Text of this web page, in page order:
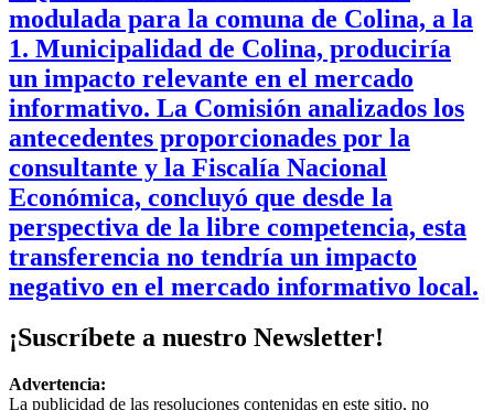
modulada para la comuna de Colina, a la
1. Municipalidad de Colina, produciría
un impacto relevante en el mercado
informativo. La Comisión analizados los
antecedentes proporcionades por la
consultante y la Fiscalía Nacional
Económica, concluyó que desde la
perspectiva de la libre competencia, esta
transferencia no tendría un impacto
negativo en el mercado informativo local.
¡Suscríbete a nuestro Newsletter!
Advertencia:
La publicidad de las resoluciones contenidas en este sitio, no